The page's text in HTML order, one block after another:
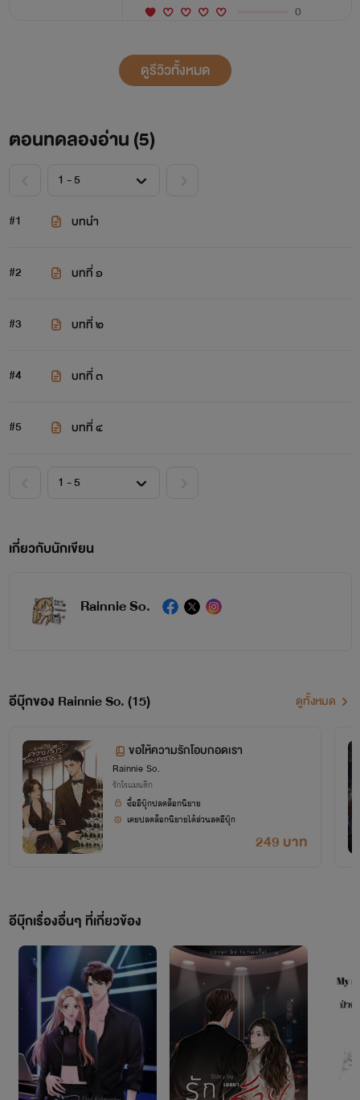
0
ดูรีวิวทั้งหมด
ตอนทดลองอ่าน (5)
#1 บทนำ
#2 บทที่ ๑
#3 บทที่ ๒
#4 บทที่ ๓
#5 บทที่ ๔
เกี่ยวกับนักเขียน
Rainnie So.
อีบุ๊กของ Rainnie So. (15) ดูทั้งหมด
ขอให้ความรักโอบกอดเรา
Rainnie So.
รักโรแมนติก
249 บาท
ซื้ออีบุ๊กปลดล็อกนิยาย
เคยปลดล็อกนิยายได้ส่วนลดอีบุ๊ก
อีบุ๊กเรื่องอื่นๆ ที่เกี่ยวข้อง